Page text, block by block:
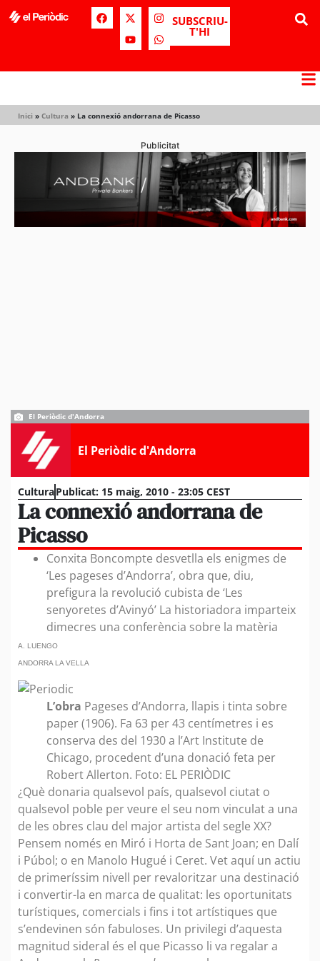
SUBSCRIU-
T'HI
Inici » Cultura » La connexió andorrana de Picasso
Publicitat
El Periòdic d'Andorra
El Periòdic d'Andorra
CulturaPublicat: 15 maig, 2010 - 23:05 CEST
La connexió andorrana de
Picasso
Conxita Boncompte desvetlla els enigmes de
‘Les pageses d’Andorra’, obra que, diu,
prefigura la revolució cubista de ‘Les
senyoretes d’Avinyó’ La historiadora imparteix
dimecres una conferència sobre la matèria
A. LUENGO
ANDORRA LA VELLA
L’obra Pageses d’Andorra, llapis i tinta sobre
paper (1906). Fa 63 per 43 centímetres i es
conserva des del 1930 a l’Art Institute de
Chicago, procedent d’una donació feta per
Robert Allerton. Foto: EL PERIÒDIC
¿Què donaria qualsevol país, qualsevol ciutat o
qualsevol poble per veure el seu nom vinculat a una
de les obres clau del major artista del segle XX?
Pensem només en Miró i Horta de Sant Joan; en Dalí
i Púbol; o en Manolo Hugué i Ceret. Vet aquí un actiu
de primeríssim nivell per revaloritzar una destinació
i convertir-la en marca de qualitat: les oportunitats
turístiques, comercials i fins i tot artístiques que
s’endevinen són fabuloses. Un privilegi d’aquesta
magnitud sideral és el que Picasso li va regalar a